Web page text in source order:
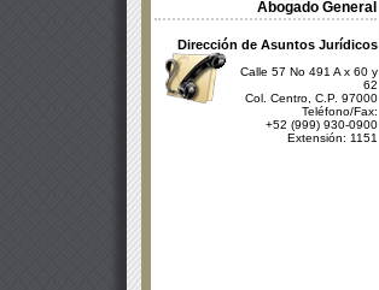
Abogado General
Dirección de Asuntos Jurídicos
Calle 57 No 491 A x 60 y
62
Col. Centro, C.P. 97000
Teléfono/Fax:
+52 (999) 930-0900
Extensión: 1151